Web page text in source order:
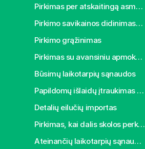
Pirkimas per atskaitingą asmenį
Pirkimo savikainos didinimas/mažinimas
Pirkimo grąžinimas
Pirkimas su avansiniu apmokėjimu
Būsimų laikotarpių sąnaudos
Papildomų išlaidų įtraukimas į pirktų prekių savikainą
Detalių eilučių importas
Pirkimas, kai dalis skolos perkeliama apmokėti GPM
Ateinančių laikotarpių sąnaudos